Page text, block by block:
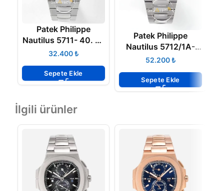
Patek Philippe
Nautilus 5711- 40. Yıl
Çelik Kasa Mavi
₺
Sepete Ekle
Patek Philippe
Nautilus 5712/1A-
001 Blue PPF V2
₺
Sepete Ekle
İlgili ürünler